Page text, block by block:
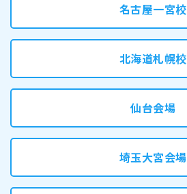
名古屋一宮校
北海道札幌校
仙台会場
埼玉大宮会場